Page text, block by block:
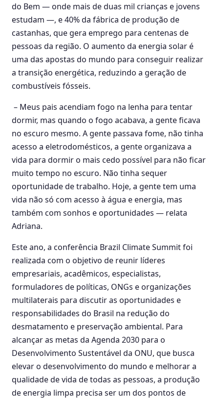
do Bem — onde mais de duas mil crianças e jovens
estudam —, e 40% da fábrica de produção de
castanhas, que gera emprego para centenas de
pessoas da região. O aumento da energia solar é
uma das apostas do mundo para conseguir realizar
a transição energética, reduzindo a geração de
combustíveis fósseis.
– Meus pais acendiam fogo na lenha para tentar
dormir, mas quando o fogo acabava, a gente ficava
no escuro mesmo. A gente passava fome, não tinha
acesso a eletrodomésticos, a gente organizava a
vida para dormir o mais cedo possível para não ficar
muito tempo no escuro. Não tinha sequer
oportunidade de trabalho. Hoje, a gente tem uma
vida não só com acesso à água e energia, mas
também com sonhos e oportunidades — relata
Adriana.
Este ano, a conferência Brazil Climate Summit foi
realizada com o objetivo de reunir líderes
empresariais, acadêmicos, especialistas,
formuladores de políticas, ONGs e organizações
multilaterais para discutir as oportunidades e
responsabilidades do Brasil na redução do
desmatamento e preservação ambiental. Para
alcançar as metas da Agenda 2030 para o
Desenvolvimento Sustentável da ONU, que busca
elevar o desenvolvimento do mundo e melhorar a
qualidade de vida de todas as pessoas, a produção
de energia limpa precisa ser um dos pontos de